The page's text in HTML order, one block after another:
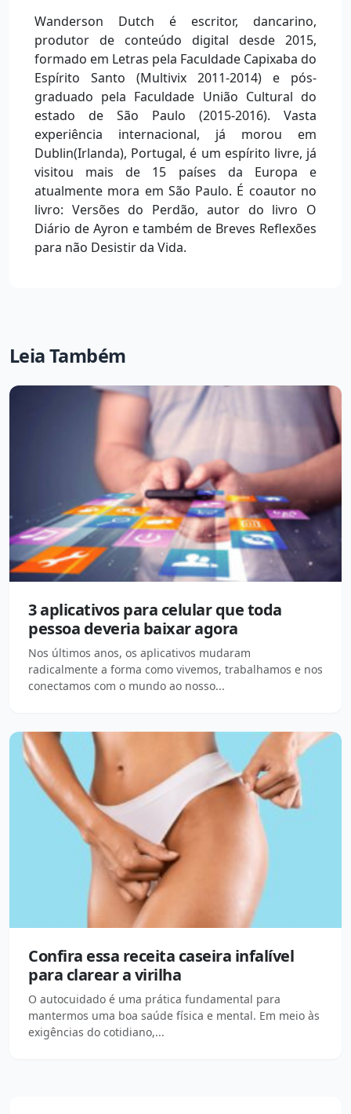
Wanderson Dutch é escritor, dancarino,
produtor de conteúdo digital desde 2015,
formado em Letras pela Faculdade Capixaba do
Espírito Santo (Multivix 2011-2014) e pós-
graduado pela Faculdade União Cultural do
estado de São Paulo (2015-2016). Vasta
experiência internacional, já morou em
Dublin(Irlanda), Portugal, é um espírito livre, já
visitou mais de 15 países da Europa e
atualmente mora em São Paulo. É coautor no
livro: Versões do Perdão, autor do livro O
Diário de Ayron e também de Breves Reflexões
para não Desistir da Vida.
Leia Também
3 aplicativos para celular que toda
pessoa deveria baixar agora
Nos últimos anos, os aplicativos mudaram
radicalmente a forma como vivemos, trabalhamos e nos
conectamos com o mundo ao nosso...
Confira essa receita caseira infalível
para clarear a virilha
O autocuidado é uma prática fundamental para
mantermos uma boa saúde física e mental. Em meio às
exigências do cotidiano,...